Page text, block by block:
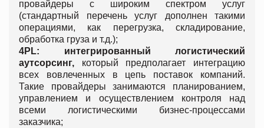
провайдеры с широким спектром услуг
(стандартный перечень услуг дополнен такими
операциями, как перегрузка, складирование,
обработка груза и т.д.);
4PL: интегрированный логистический
аутсорсинг, который предполагает интеграцию
всех вовлеченных в цепь поставок компаний.
Такие провайдеры занимаются планированием,
управлением и осуществлением контроля над
всеми логистическими бизнес-процессами
заказчика;